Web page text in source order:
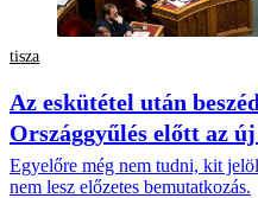
tisza
Az eskütétel után
Országgyűlés előtt az
Egyelőre még nem tudni, kit
nem lesz előzetes bemutatkozás.